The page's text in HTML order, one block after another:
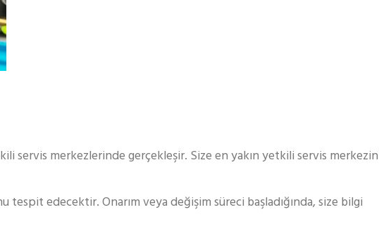
servis merkezlerinde gerçekleşir. Size en yakın yetkili servis
tespit edecektir. Onarım veya değişim süreci başladığında, size bilgi